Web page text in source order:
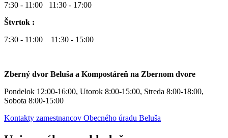
7:30 - 11:00 11:30 - 17:00
Štvrtok :
7:30 - 11:00 11:30 - 15:00
Zberný dvor Beluša a Kompostáreň na Zbernom dvore
Pondelok 12:00-16:00, Utorok 8:00-15:00, Streda 8:00-18:00,
Sobota 8:00-15:00
Kontakty zamestnancov Obecného úradu Beluša